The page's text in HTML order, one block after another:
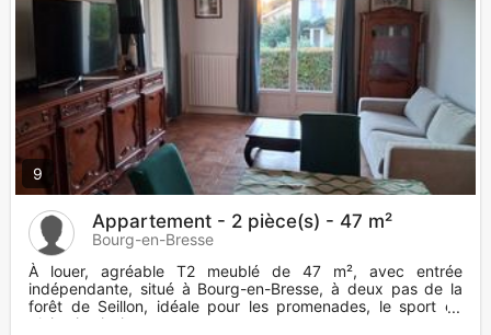
9
Appartement - 2 pièce(s) - 47 m²
Bourg-en-Bresse
À louer, agréable T2 meublé de 47 m², avec entrée
indépendante, situé à Bourg-en-Bresse, à deux pas de la
forêt de Seillon, idéale pour les promenades, le sport en
plein air, ainsi